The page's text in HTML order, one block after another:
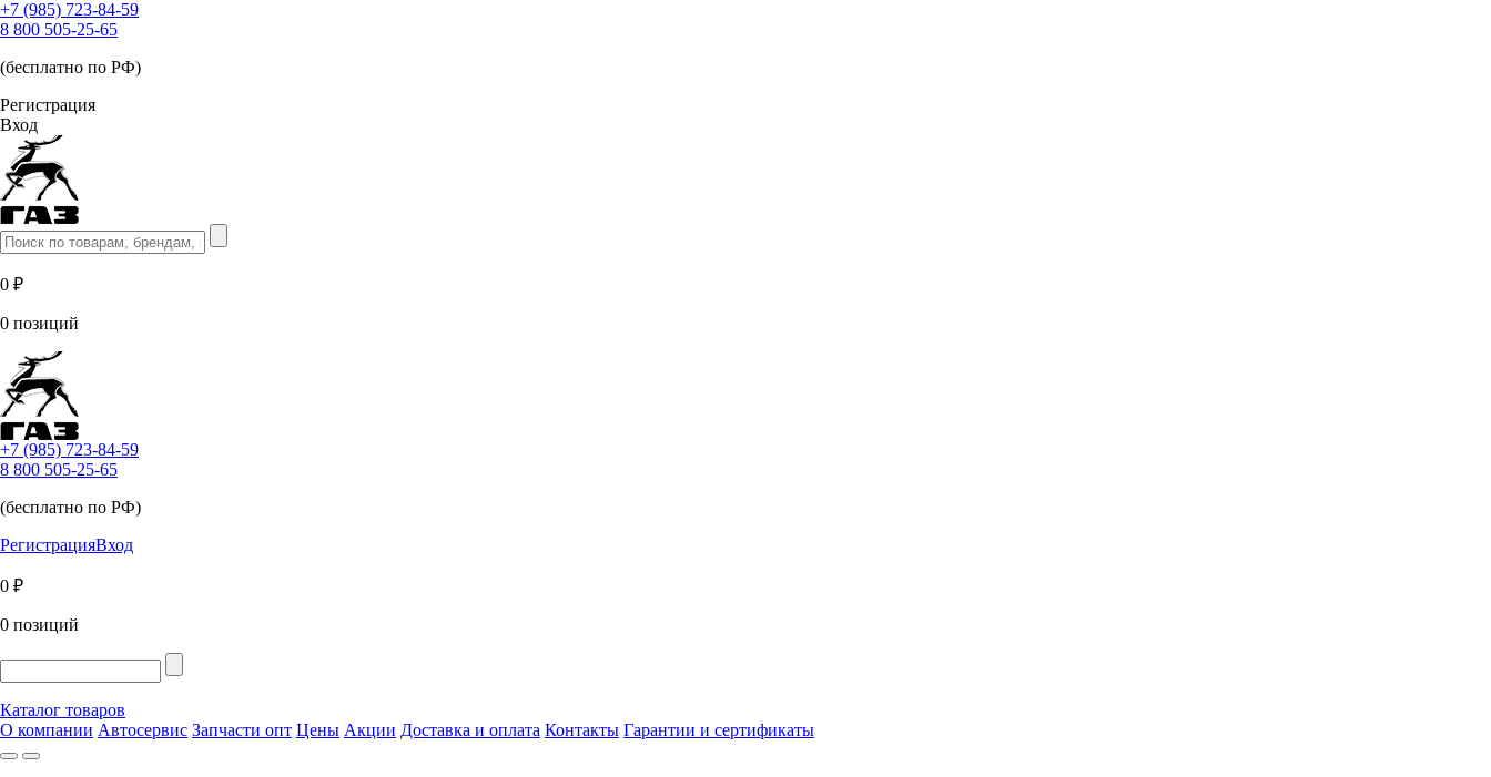
+7 (985) 723-84-59
8 800 505-25-65
(бесплатно по РФ)
Регистрация
Вход
0 ₽
0 позиций
+7 (985) 723-84-59
8 800 505-25-65
(бесплатно по РФ)
РегистрацияВход
0 ₽
0 позиций
Каталог товаров
О компании Автосервис Запчасти опт Цены Акции Доставка и оплата Контакты Гарантии и сертификаты